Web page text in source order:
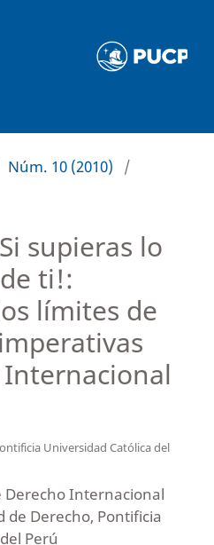
Núm. 10 (2010)
/
supieras lo
ti!:
límites de
Universidad Católica del
Derecho Internacional
de Derecho, Pontificia
Perú